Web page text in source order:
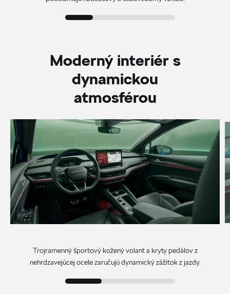
Moderný interiér s
dynamickou
atmosférou
Trojramenný športový kožený volant a kryty pedálov z
nehrdzavejúcej ocele zaručujú dynamický zážitok z jazdy.